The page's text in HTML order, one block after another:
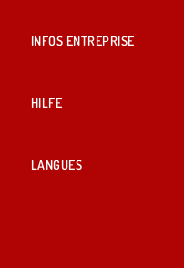
INFOS ENTREPRISE
HILFE
LANGUES